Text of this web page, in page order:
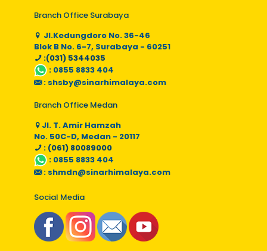
Branch Office Surabaya
Jl.Kedungdoro No. 36-46
Blok B No. 6-7, Surabaya - 60251
:(031) 5344035
: 0855 8833 404
: shsby@sinarhimalaya.com
Branch Office Medan
Jl. T. Amir Hamzah
No. 50C-D, Medan - 20117
: (061) 80089000
: 0855 8833 404
: shmdn@sinarhimalaya.com
Social Media